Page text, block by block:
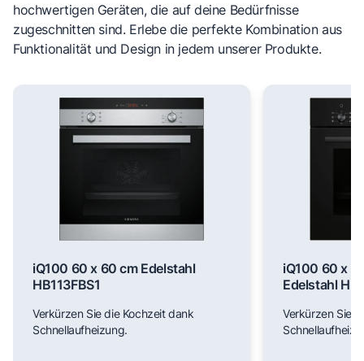
hochwertigen Geräten, die auf deine Bedürfnisse
zugeschnitten sind. Erlebe die perfekte Kombination aus
Funktionalität und Design in jedem unserer Produkte.
iQ100 60 x 60 cm Edelstahl
HB113FBS1
Verkürzen Sie die Kochzeit dank
Schnellaufheizung.
iQ100 60 x
Edelstahl
Verkürzen Sie